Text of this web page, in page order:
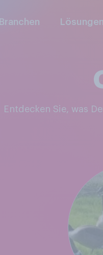
Branchen Lösungen
Entdecken Sie, was